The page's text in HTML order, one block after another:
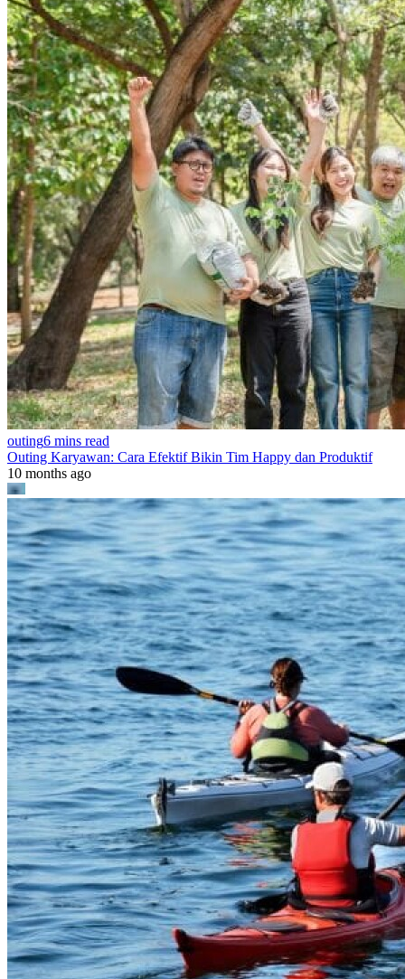
outing6 mins read
Outing Karyawan: Cara Efektif Bikin Tim Happy dan Produktif
10 months ago